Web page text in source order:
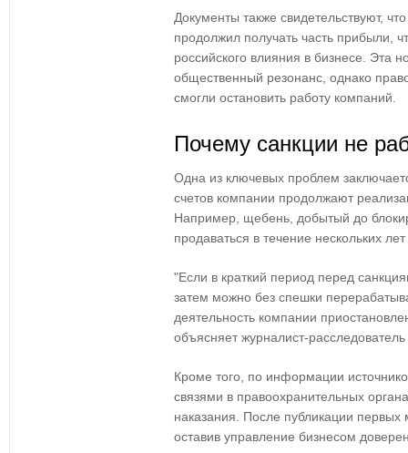
Документы также свидетельствуют,
продолжил получать часть прибыли,
российского влияния в бизнесе. Эта
общественный резонанс, однако
смогли остановить работу компаний.
Почему санкции не
Одна из ключевых проблем
счетов компании продолжают
Например, щебень, добытый до
продаваться в течение нескольких
"Если в краткий период перед
затем можно без спешки
деятельность компании
объясняет журналист-
Кроме того, по информации
связями в правоохранительных
наказания. После публикации первых
оставив управление бизнесом